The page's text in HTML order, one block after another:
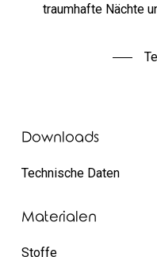
traumhafte Nächte
Downloads
Technische Daten
Materialen
Stoffe